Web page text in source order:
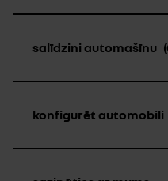
salīdzini automašīnu
konfigurēt automobili